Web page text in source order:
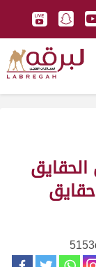
الصيفي الأسبوع الثاني ش9 حقايق